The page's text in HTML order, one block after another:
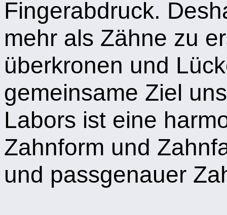
Fingerabdruck.
mehr als Zähne zu
überkronen und
gemeinsame Ziel
Labors ist eine
Zahnform und
und passgenauer